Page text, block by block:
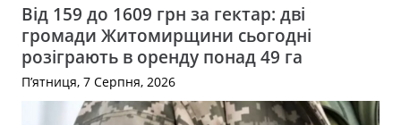
Від 159 до 1609 грн за гектар: дві
громади Житомирщини сьогодні
розіграють в оренду понад 49 га
П’ятниця, 7 Серпня, 2026